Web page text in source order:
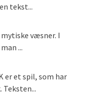
tekst...
mytiske væsner. I
...
er et spil, som har